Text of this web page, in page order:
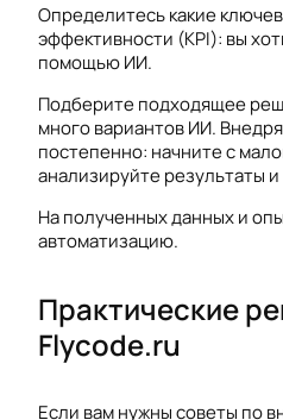
Определитесь какие
эффективности (KPI): вы
помощью ИИ.
Подберите подходящее
много вариантов ИИ.
постепенно: начните с
анализируйте результаты и
На полученных данных и
автоматизацию.
Практические
Flycode.ru
Если вам нужны советы по